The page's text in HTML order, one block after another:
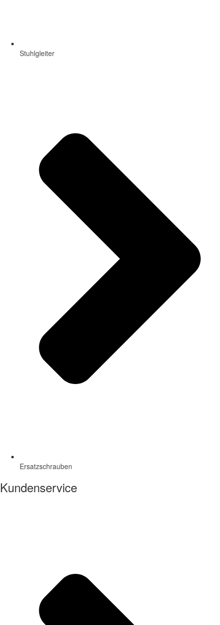
Stuhlgleiter
Ersatzschrauben
Kundenservice